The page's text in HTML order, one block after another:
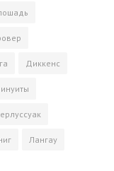
Диккенс
инуиты
Лангау